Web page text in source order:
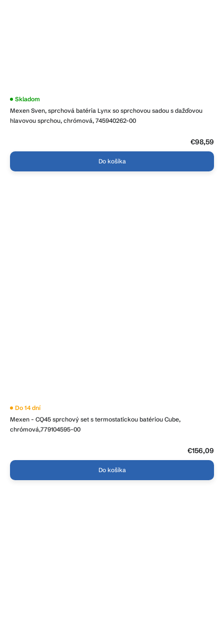
Mexen Sven, sprchová batéria Lynx so sprchovou sadou s dažďovou
hlavovou sprchou, chrómová, 745940262-00
Skladom
€98,59
Do košíka
Mexen - CQ45 sprchový set s termostatickou batériou Cube,
chrómová,779104595-00
Do 14 dní
€156,09
Do košíka